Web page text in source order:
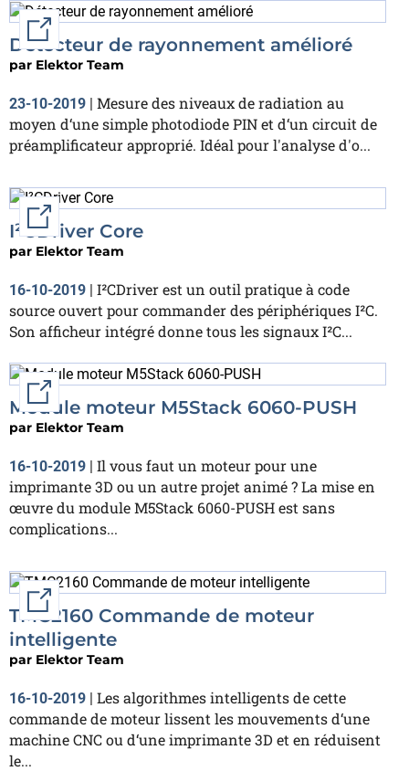
Détecteur de rayonnement amélioré
par Elektor Team
23-10-2019 | Mesure des niveaux de radiation au
moyen d‘une simple photodiode PIN et d‘un circuit de
préamplificateur approprié. Idéal pour l'analyse d'o...
I²CDriver Core
par Elektor Team
16-10-2019
I²CDriver est un outil pratique à code
source ouvert pour commander des périphériques I²C.
Son afficheur intégré donne tous les signaux I²C...
Module moteur M5Stack 6060-PUSH
par Elektor Team
16-10-2019 | Il vous faut un moteur pour une
imprimante 3D ou un autre projet animé ? La mise en
œuvre du module M5Stack 6060-PUSH est sans
complications...
TMC2160 Commande de moteur
intelligente
par Elektor Team
16-10-2019 | Les algorithmes intelligents de cette
commande de moteur lissent les mouvements d‘une
machine CNC ou d‘une imprimante 3D et en réduisent
le...